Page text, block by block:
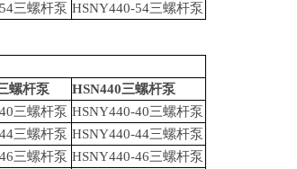
三螺杆泵 HSNY440-54三螺杆泵
螺杆泵 HSN440三螺杆泵
三螺杆泵 HSNY440-40三螺杆泵
三螺杆泵 HSNY440-44三螺杆泵
三螺杆泵 HSNY440-46三螺杆泵